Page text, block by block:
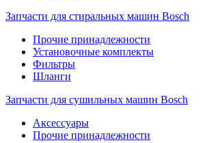
Запчасти для стиральных машин Bosch
Прочие принадлежности
Установочные комплекты
Фильтры
Шланги
Запчасти для сушильных машин Bosch
Аксессуары
Прочие принадлежности